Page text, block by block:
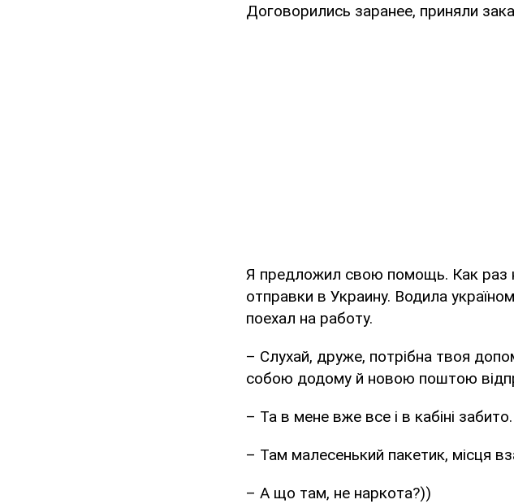
Договорились заранее, приняли
Я предложил свою помощь. Как раз
отправки в Украину. Водила
поехал на работу.
– Слухай, друже, потрібна твоя
собою додому й новою поштою
– Та в мене вже все і в кабіні забито.
– Там малесенький пакетик, місця
– А що там, не наркота?))